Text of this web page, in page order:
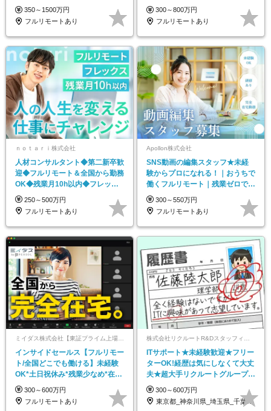
350～1500万円
フルリモートあり
盤/STR
300～800万円
フルリモートあり
ｎｏｔａｒｉ株式会社
人材コンサルタント◆第二新卒歓
迎◆フルリモート＆全国から勤務
OK◆残業月10h以内◆フレック
ス制
250～500万円
フルリモートあり
Apollon株式会社
SNS動画の編集スタッフ★未経
験からプロになれる！｜おうちで
働くフルリモート｜残業ゼロで
18時退勤◎
300～550万円
フルリモートあり
ミイダス株式会社【東証プライム上場パーソルグループ】
インサイドセールス【フルリモー
ト/全国どこでも働ける】未経験
OK*土日祝休み*残業少なめ*在宅
勤務手当あり
300～600万円
フルリモートあり
ITサポート★未経験歓迎★フリー
ターOK!経歴は気にしなくて大丈
夫★超大手リクルートグループの
正社員/sg
300～600万円
東京都_神奈川県_埼玉県_千葉県_大阪府…